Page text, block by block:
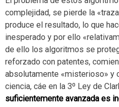
complejidad, se pierde la
produce el resultado, lo que
inesperado y por ello
de ello los algoritmos se
reforzado con patentes,
absolutamente «misterioso» y
ciencia, cáe en la 3º Ley de
suficientemente avanzada es